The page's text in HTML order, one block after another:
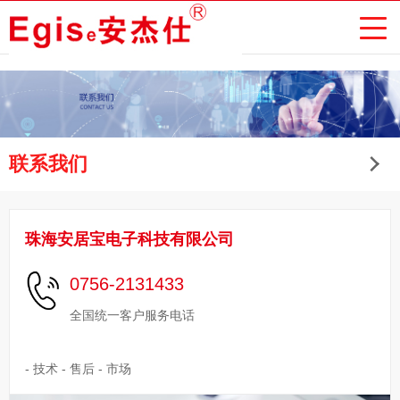
联系我们
珠海安居宝电子科技有限公司
0756-2131433
全国统一客户服务电话
- 技术 - 售后 - 市场